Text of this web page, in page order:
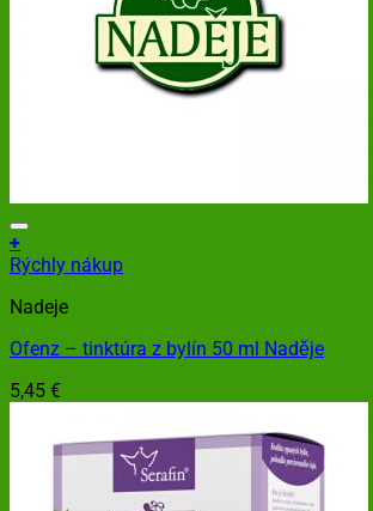
+
Rýchly nákup
Nadeje
Ofenz – tinktúra z bylín 50 ml Naděje
5,45 €